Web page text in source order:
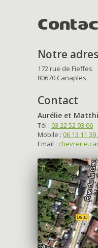
Notre
172 rue de Fieffes
80670 Canaples
Contact
Aurélie et
Tél : 03 22 52 93 06
Mobile : 06 13 11 39
Email :